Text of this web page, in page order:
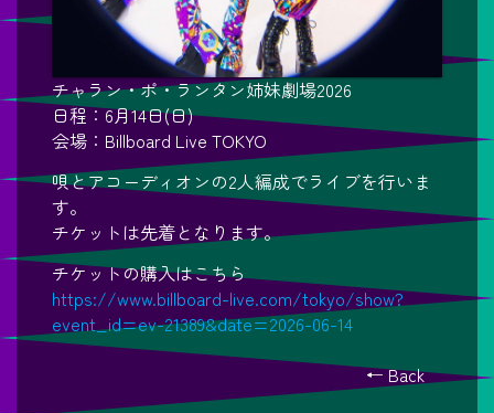
チャラン・ポ・ランタン姉妹劇場2026
日程：6月14日(日)
会場：Billboard Live TOKYO
唄とアコーディオンの2人編成でライブを行いま
す。
チケットは先着となります。
チケットの購入はこちら
https://www.billboard-live.com/tokyo/show?
event_id=ev-21389&date=2026-06-14
← Back